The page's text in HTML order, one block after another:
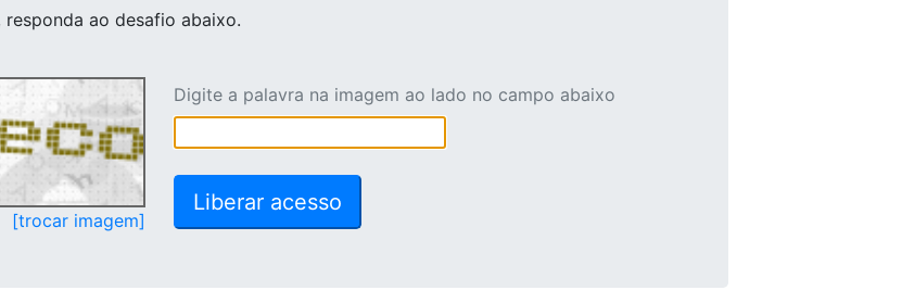
responda ao desafio abaixo.
[trocar imagem]
Digite a palavra na imagem ao lado no campo abaixo